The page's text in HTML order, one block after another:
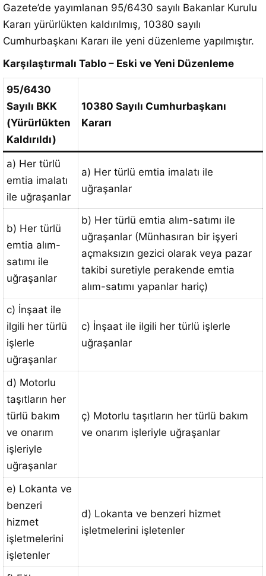
Gazete’de yayımlanan 95/6430 sayılı Bakanlar Kurulu
Kararı yürürlükten kaldırılmış, 10380 sayılı
Cumhurbaşkanı Kararı ile yeni düzenleme yapılmıştır.
Karşılaştırmalı Tablo – Eski ve Yeni Düzenleme
95/6430
Sayılı BKK
(Yürürlükten
Kaldırıldı)
10380 Sayılı Cumhurbaşkanı
Kararı
a) Her türlü
emtia imalatı
ile uğraşanlar
a) Her türlü emtia imalatı ile
uğraşanlar
b) Her türlü
emtia alım-
satımı ile
uğraşanlar
b) Her türlü emtia alım-satımı ile
uğraşanlar (Münhasıran bir işyeri
açmaksızın gezici olarak veya pazar
takibi suretiyle perakende emtia
alım-satımı yapanlar hariç)
c) İnşaat ile
ilgili her türlü
işlerle
uğraşanlar
c) İnşaat ile ilgili her türlü işlerle
uğraşanlar
d) Motorlu
taşıtların her
türlü bakım
ve onarım
işleriyle
uğraşanlar
ç) Motorlu taşıtların her türlü bakım
ve onarım işleriyle uğraşanlar
e) Lokanta ve
benzeri
hizmet
işletmelerini
işletenler
d) Lokanta ve benzeri hizmet
işletmelerini işletenler